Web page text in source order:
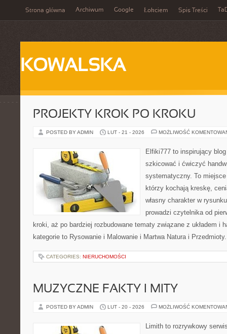
Strona główna Archiwum Google Łokciem Spis Treści
KOWALSKA
PROJEKTY KROK PO KROKU
POSTED BY ADMIN LUT - 21 - 2026 MOŻLIWOŚĆ
Elfiki777 to inspirujący
szkicować i ćwiczyć
systematyczny. To
którzy kochają kreskę,
własny charakter w
prowadzi czytelnika od
kroki, aż po bardziej rozbudowane tematy związane z układem i
kategorie to Rysowanie i Malowanie i Martwa Natura i
CATEGORIES: NIERUCHOMOŚCI
MUZYCZNE FAKTY I MITY
POSTED BY ADMIN LUT - 20 - 2026 MOŻLIWOŚĆ
Limith to rozrywkowy